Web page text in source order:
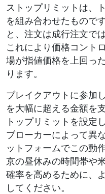
ストップリミットは、
を組み合わせたもので
と、注文は成行注文で
これにより価格コント
場が指値価格を上回っ
ります。
ブレイクアウトに参加
を大幅に超える金額を
トップリミットを設定
ブローカーによって異
ットフォームでこの動
京の昼休みの時間帯や
確率を高めるために、
してください。